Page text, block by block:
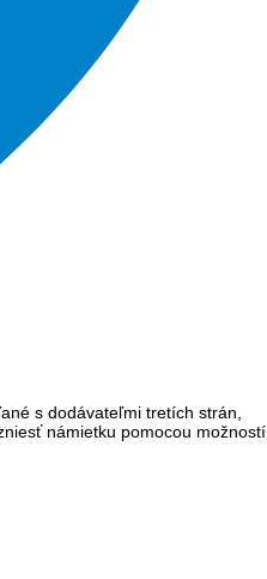
s dodávateľmi tretích strán,
námietku pomocou možností